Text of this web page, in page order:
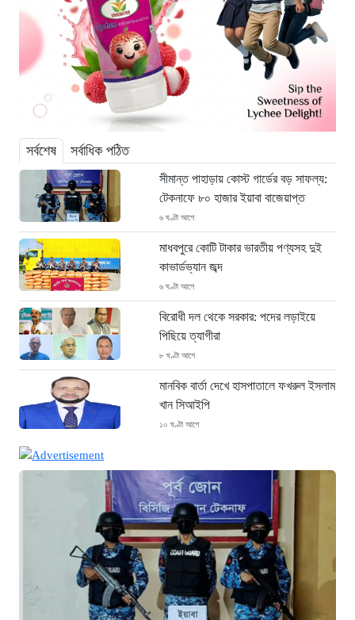
সর্বশেষ সর্বাধিক পঠিত
সীমান্ত পাহাড়ায় কোস্ট গার্ডের বড় সাফল্য:
টেকনাফে ৮০ হাজার ইয়াবা বাজেয়াপ্ত
৬ ঘণ্টা আগে
মাধবপুরে কোটি টাকার ভারতীয় পণ্যসহ দুই
কাভার্ডভ্যান জব্দ
৬ ঘণ্টা আগে
বিরোধী দল থেকে সরকার: পদের লড়াইয়ে
পিছিয়ে ত্যাগীরা
৮ ঘণ্টা আগে
মানবিক বার্তা দেখে হাসপাতালে ফখরুল ইসলাম
খান সিআইপি
১০ ঘণ্টা আগে
গ্রেপ্তার
১০ ঘণ্টা আগে
দৈনিক ৫শ টাকা মজুরীর দাবীতে বড়লেখায় চা
শ্রমিকদের গণবিক্ষোভ
১১ ঘণ্টা আগে
গ্রিসের উপকূলে ১৬৮ অভিবাসী উদ্ধার:
ভেতরে ৭২ বাংলাদেশি